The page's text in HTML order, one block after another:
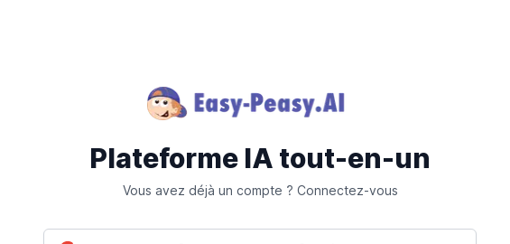
Plateforme IA tout-en-un
Vous avez déjà un compte ? Connectez-vous